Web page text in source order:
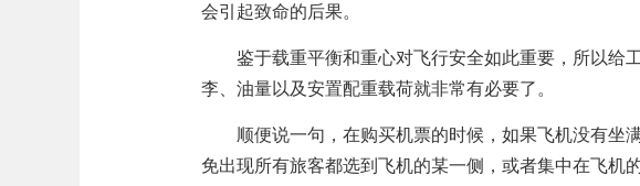
会引起致命的后果。
鉴于载重平衡和重心对飞行安全如此重要，所以给
李、油量以及安置配重载荷就非常有必要了。
顺便说一句，在购买机票的时候，如果飞机没有坐
免出现所有旅客都选到飞机的某一侧，或者集中在飞机